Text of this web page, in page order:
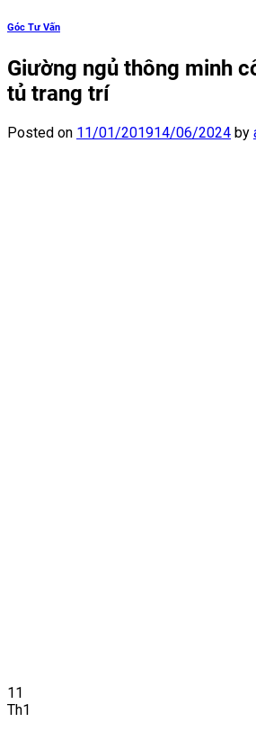
Góc Tư Vấn
Giường ngủ thông minh
tủ trang trí
Posted on 11/01/201914/06/2024 by
11
Th1